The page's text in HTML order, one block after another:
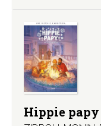
Hippie papy